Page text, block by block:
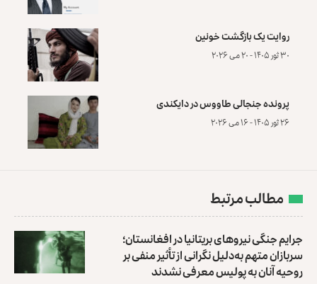
روایت یک بازگشت خونین
۳۰ ثور ۱۴۰۵ - ۲۰ می ۲۰۲۶
پرونده‌ جنجالی طاووس در دایکندی
۲۶ ثور ۱۴۰۵ - ۱۶ می ۲۰۲۶
مطالب مرتبط
جرایم جنگی نیروهای بریتانیا در افغانستان؛
سربازان متهم به‌دلیل نگرانی از تأثیر منفی بر
روحیه‌ آنان به پولیس معرفی نشدند